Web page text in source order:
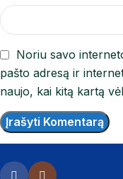
Noriu savo
pašto adresą ir
naujo, kai kitą kartą